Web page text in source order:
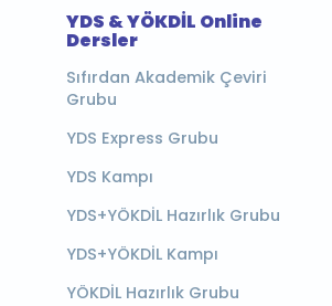
YDS & YÖKDİL Online
Dersler
Sıfırdan Akademik Çeviri
Grubu
YDS Express Grubu
YDS Kampı
YDS+YÖKDİL Hazırlık Grubu
YDS+YÖKDİL Kampı
YÖKDİL Hazırlık Grubu